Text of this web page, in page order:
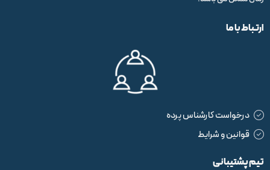
ارتباط با ما
درخواست کارشناس پرده
قوانین و شرایط
تیم پشتیبانی